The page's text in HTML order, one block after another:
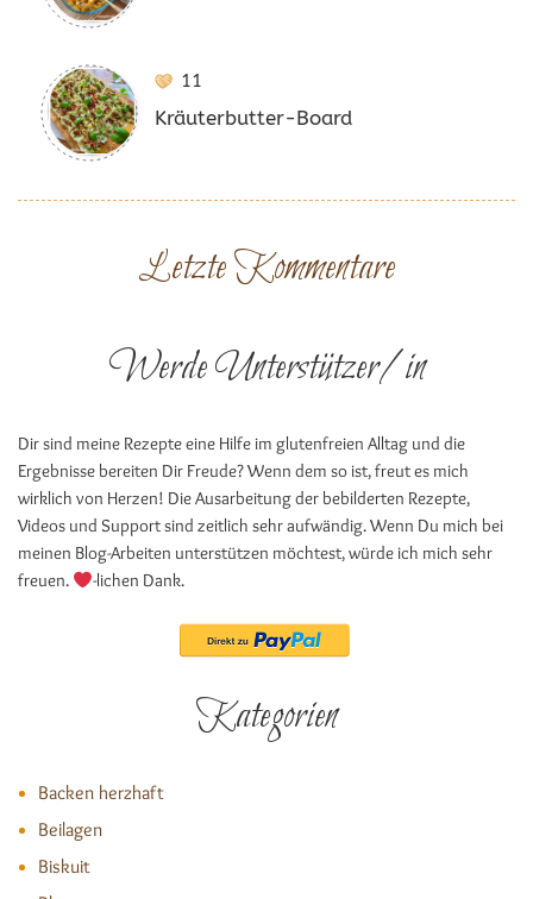
11
Kräuterbutter-Board
Letzte Kommentare
Werde Unterstützer/in
Dir sind meine Rezepte eine Hilfe im glutenfreien Alltag und die
Ergebnisse bereiten Dir Freude? Wenn dem so ist, freut es mich
wirklich von Herzen! Die Ausarbeitung der bebilderten Rezepte,
Videos und Support sind zeitlich sehr aufwändig. Wenn Du mich bei
meinen Blog-Arbeiten unterstützen möchtest, würde ich mich sehr
freuen.
-lichen Dank.
Kategorien
Backen herzhaft
Beilagen
Biskuit